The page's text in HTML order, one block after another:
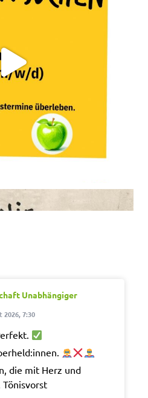
Unabhängiger
2026, 7:30
die mit Herz und
Tönisvorst